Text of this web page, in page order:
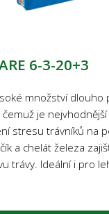
6-3-20+3
množství dlouho
čemuž je
stresu trávníků na
a chelát železa
trávy. Ideální i pro